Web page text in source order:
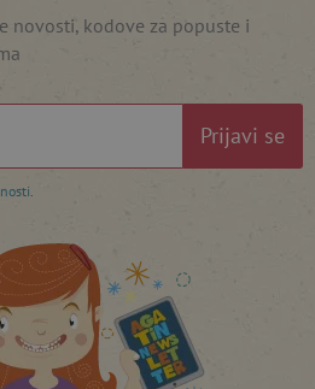
novosti, kodove za popuste i
Prijavi se
www.agatinsvijet.hr